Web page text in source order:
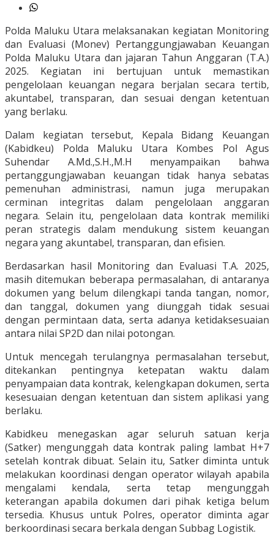
Polda Maluku Utara melaksanakan kegiatan Monitoring
dan Evaluasi (Monev) Pertanggungjawaban Keuangan
Polda Maluku Utara dan jajaran Tahun Anggaran (T.A.)
2025. Kegiatan ini bertujuan untuk memastikan
pengelolaan keuangan negara berjalan secara tertib,
akuntabel, transparan, dan sesuai dengan ketentuan
yang berlaku.
Dalam kegiatan tersebut, Kepala Bidang Keuangan
(Kabidkeu) Polda Maluku Utara Kombes Pol Agus
Suhendar A.Md.,S.H.,M.H menyampaikan bahwa
pertanggungjawaban keuangan tidak hanya sebatas
pemenuhan administrasi, namun juga merupakan
cerminan integritas dalam pengelolaan anggaran
negara. Selain itu, pengelolaan data kontrak memiliki
peran strategis dalam mendukung sistem keuangan
negara yang akuntabel, transparan, dan efisien.
Berdasarkan hasil Monitoring dan Evaluasi T.A. 2025,
masih ditemukan beberapa permasalahan, di antaranya
dokumen yang belum dilengkapi tanda tangan, nomor,
dan tanggal, dokumen yang diunggah tidak sesuai
dengan permintaan data, serta adanya ketidaksesuaian
antara nilai SP2D dan nilai potongan.
Untuk mencegah terulangnya permasalahan tersebut,
ditekankan pentingnya ketepatan waktu dalam
penyampaian data kontrak, kelengkapan dokumen, serta
kesesuaian dengan ketentuan dan sistem aplikasi yang
berlaku.
Kabidkeu menegaskan agar seluruh satuan kerja
(Satker) mengunggah data kontrak paling lambat H+7
setelah kontrak dibuat. Selain itu, Satker diminta untuk
melakukan koordinasi dengan operator wilayah apabila
mengalami kendala, serta tetap mengunggah
keterangan apabila dokumen dari pihak ketiga belum
tersedia. Khusus untuk Polres, operator diminta agar
berkoordinasi secara berkala dengan Subbag Logistik.